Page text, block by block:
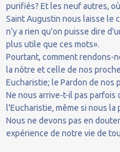
purifiés? Et les neuf autres,
Saint Augustin nous laisse le
n'y a rien qu'on puisse dire
plus utile que ces mots».
Pourtant, comment rendons-
la nôtre et celle de nos
Eucharistie; le Pardon de nos
Ne nous arrive-t-il pas parfois
l'Eucharistie, même si nous
Nous ne devons pas en
expérience de notre vie de